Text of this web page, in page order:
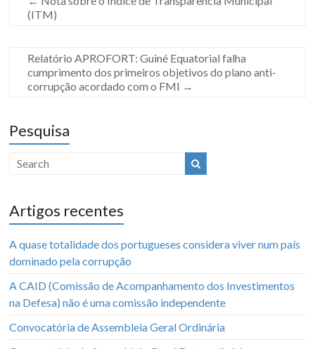
(ITM)
Relatório APROFORT: Guiné Equatorial falha
cumprimento dos primeiros objetivos do plano anti-
corrupção acordado com o FMI →
Pesquisa
Artigos recentes
A quase totalidade dos portugueses considera viver num país
dominado pela corrupção
A CAID (Comissão de Acompanhamento dos Investimentos
na Defesa) não é uma comissão independente
Convocatória de Assembleia Geral Ordinária